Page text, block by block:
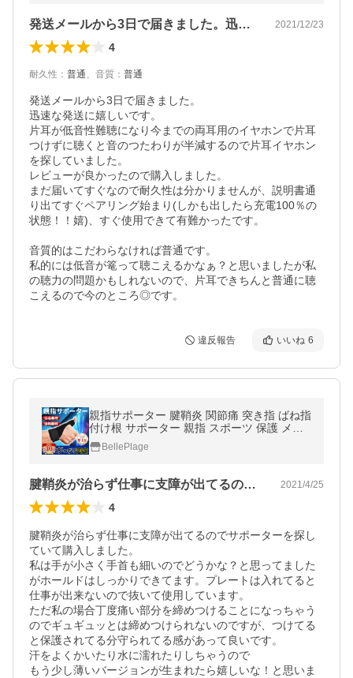
発送メールから3日で届きました。迅速な… 2021/12/23
4
耐久性 ： 普通、 音質 ： 普通
発送メールから3日で届きました。
迅速な発送に嬉しいです。
片耳が低音性難聴になり今までの両耳用のイヤホンで片耳
つけずに聴くと音のつたわりが半減するので片耳イヤホン
を探していました。
レビューが良かったので購入しました。
まだ届いてすぐなので耐久性は分かりませんが、説明書通
り出てすぐペアリング始まり(しかも出したら充電100％の
状態！！嬉)、すぐ使用できて有難かったです。
音質的はこだわらなければ普通です。
私的には低音が篭って聴こえるかなぁ？と思いましたが私
の聴力の問題かもしれないので、片耳できちんと普通に聴
違反報告 いいね 6
親指サポーター 腱鞘炎 関節痛 突き指 ばね指
付け根 サポーター 親指 スポーツ 保護 メッ
シュ 左右兼用
BellePlage
腱鞘炎が治らず仕事に支障が出てるのでサ… 2021/4/25
4
腱鞘炎が治らず仕事に支障が出てるのでサポーターを探し
ていて購入しました。
私は手が小さく手首も細いのでどうかな？と思ってました
がホールドはしっかりできてます。プレートは入れてると
仕事が出来ないので抜いて使用しています。
ただ私の場合丁度痛い部分を締めつけることになっちゃう
のでギュギュッとは締めつけられないのですが、つけてる
と保護されてる分守られてる感があって良いです。
汗をよくかいたり水に濡れたりしちゃうので
もう少し薄いバージョンが生まれたら嬉しいな！と思いま